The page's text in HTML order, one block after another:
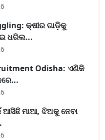
କ୍ଷୀର ଗାଡ଼ିକୁ
ଧରିଲ...
Odisha: ଏଣିକି
ମାଆ, ଝିଅକୁ ନେବା